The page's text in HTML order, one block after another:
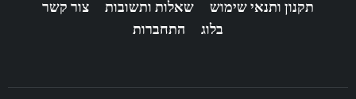
תקנון ותנאי שימוש
שאלות ותשובות
צור קשר
בלוג
התחברות